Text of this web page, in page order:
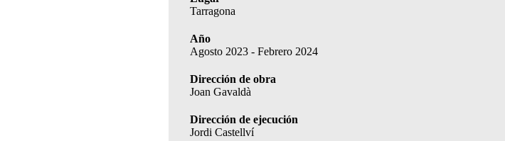
Tarragona
Año
Agosto 2023 - Febrero 2024
Dirección de obra
Joan Gavaldà
Dirección de ejecución
Jordi Castellví